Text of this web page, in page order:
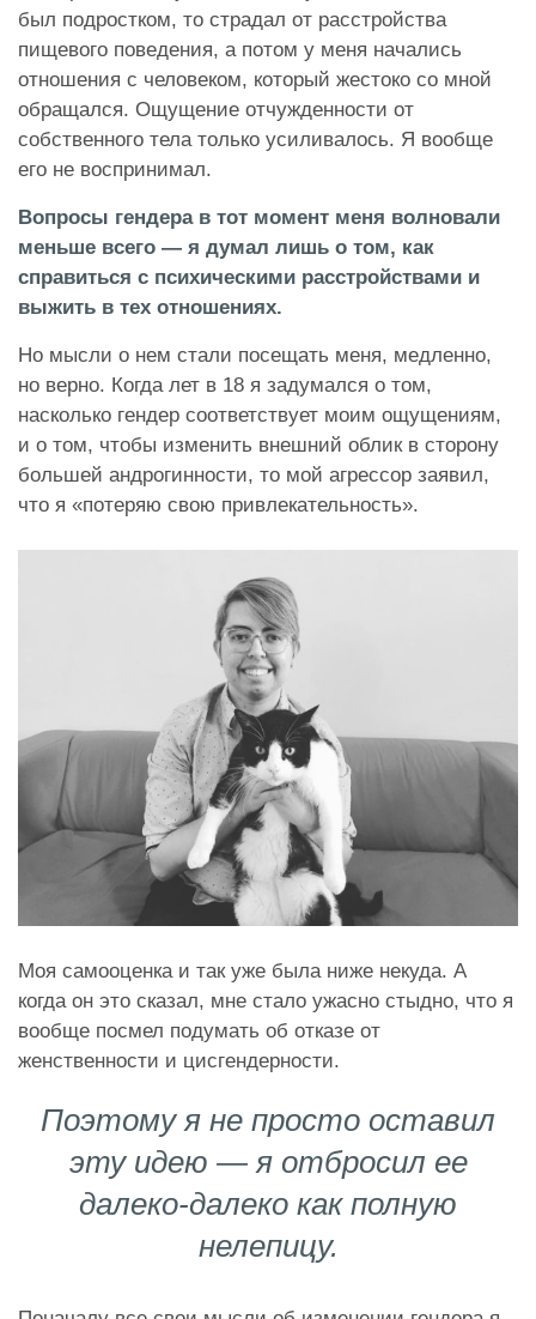
был подростком, то страдал от расстройства
пищевого поведения, а потом у меня начались
отношения с человеком, который жестоко со мной
обращался. Ощущение отчужденности от
собственного тела только усиливалось. Я вообще
его не воспринимал.
Вопросы гендера в тот момент меня волновали
меньше всего — я думал лишь о том, как
справиться с психическими расстройствами и
выжить в тех отношениях.
Но мысли о нем стали посещать меня, медленно,
но верно. Когда лет в 18 я задумался о том,
насколько гендер соответствует моим ощущениям,
и о том, чтобы изменить внешний облик в сторону
большей андрогинности, то мой агрессор заявил,
что я «потеряю свою привлекательность».
Моя самооценка и так уже была ниже некуда. А
когда он это сказал, мне стало ужасно стыдно, что я
вообще посмел подумать об отказе от
женственности и цисгендерности.
Поэтому я не просто оставил
эту идею — я отбросил ее
далеко-далеко как полную
нелепицу.